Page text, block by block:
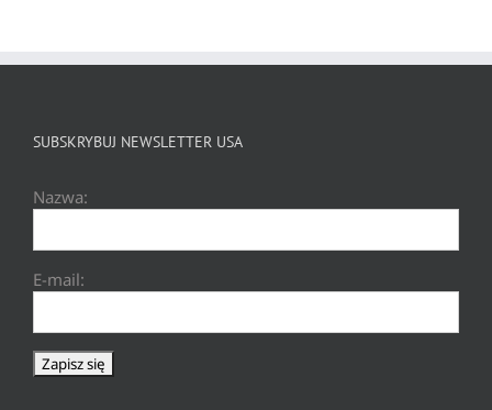
SUBSKRYBUJ NEWSLETTER USA
Nazwa:
E-mail: